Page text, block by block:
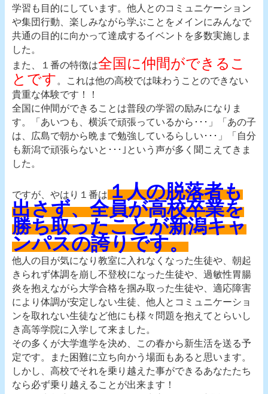
学習も目的にしています。他人とのコミュニケーション
や集団行動、楽しみながら学ぶことをメインにみんなで
共通の目的に向かって達成するイベントを多数実施しま
した。
また、１番の特徴は全国に仲間ができるこ
とです 。これは他の高校では味わうことのできない
貴重な体験です！！
全国に仲間ができることは普段の学習の励みになりま
す。「あいつも、横浜で頑張っているから･･･」「あの子
は、広島で朝から晩まで勉強しているらしい･･･」「自分
も新潟で頑張らないと･･･｣という声が多く聞こえてきま
した。
ですが、やはり１番は１人の脱落者も
出さず、全員が高校卒業を
勝ち取ったことが新潟キャ
ンパスの誇りです。
他人の目が気になり教室に入れなくなった生徒や、朝起
きられず体調を崩し不登校になった生徒や、過敏性胃腸
炎を抱えながら大学合格を掴み取った生徒や、適応障害
により体調が安定しない生徒、他人とコミュニケーショ
ンを取れない生徒など他にも様々問題を抱えてとらいし
き高等学院に入学して来ました。
その多くが大学進学を決め、この春から新生活を送る予
定です。また困難に立ち向かう場面もあると思います。
しかし、高校でそれを乗り越えた事ができるあなたたち
なら必ず乗り越えることが出来ます！